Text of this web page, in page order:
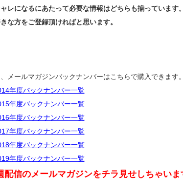
レになるにあたって必要な情報はどちらも揃っています。
な方をご登録頂ければと思います。
、メールマガジンバックナンバーはこちらで購入できます。
年度バックナンバー一覧
年度バックナンバー一覧
年度バックナンバー一覧
年度バックナンバー一覧
年度バックナンバー一覧
年度バックナンバー一覧
配信のメールマガジンをチラ見せしちゃいま